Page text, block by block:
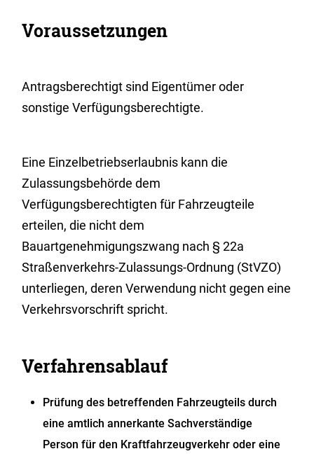
Voraussetzungen
Antragsberechtigt sind Eigentümer oder
sonstige Verfügungsberechtigte.
Eine Einzelbetriebserlaubnis kann die
Zulassungsbehörde dem
Verfügungsberechtigten für Fahrzeugteile
erteilen, die nicht dem
Bauartgenehmigungszwang nach § 22a
Straßenverkehrs-Zulassungs-Ordnung (StVZO)
unterliegen, deren Verwendung nicht gegen eine
Verkehrsvorschrift spricht.
Verfahrensablauf
Prüfung des betreffenden Fahrzeugteils durch
eine amtlich annerkante Sachverständige
Person für den Kraftfahrzeugverkehr oder eine